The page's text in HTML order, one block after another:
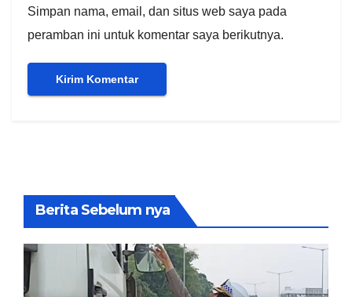
Simpan nama, email, dan situs web saya pada
peramban ini untuk komentar saya berikutnya.
Berita Sebelum nya